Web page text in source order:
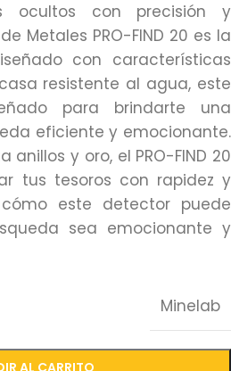
ocultos con precisión y
Metales PRO-FIND 20 es la
con características
resistente al agua, este
para brindarte una
eficiente y emocionante.
y oro, el PRO-FIND 20
tus tesoros con rapidez y
cómo este detector puede
sea emocionante y
Minelab